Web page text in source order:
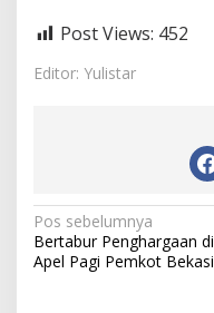
Post Views: 452
Editor: Yulistar
N
a
Pos sebelumnya
Bertabur Penghargaan di
Apel Pagi Pemkot Bekasi